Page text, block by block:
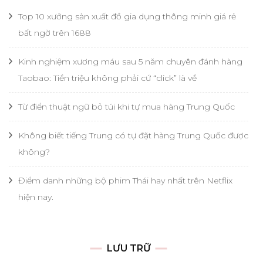
Top 10 xưởng sản xuất đồ gia dụng thông minh giá rẻ
bất ngờ trên 1688
Kinh nghiệm xương máu sau 5 năm chuyên đánh hàng
Taobao: Tiền triệu không phải cứ “click” là về
Từ điển thuật ngữ bỏ túi khi tự mua hàng Trung Quốc
Không biết tiếng Trung có tự đặt hàng Trung Quốc được
không?
Điểm danh những bộ phim Thái hay nhất trên Netflix
hiện nay.
LƯU TRỮ